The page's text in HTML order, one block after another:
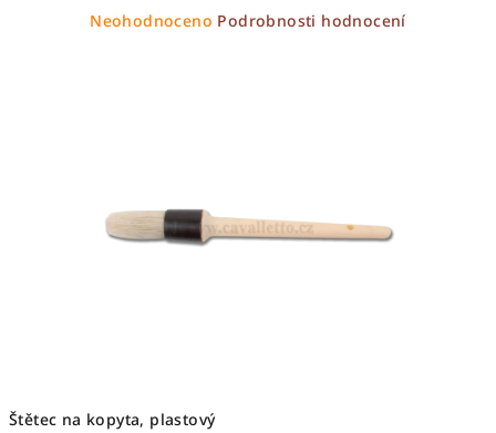
Štětec na kopyta, plastový
Průměrné
Neohodnoceno Podrobnosti hodnocení